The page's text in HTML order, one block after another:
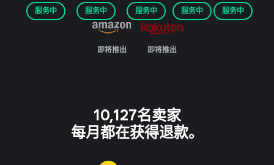
服务中 服务中 服务中 服务中 服务中
即将推出 即将推出
10,127名卖家
每月都在获得退款。